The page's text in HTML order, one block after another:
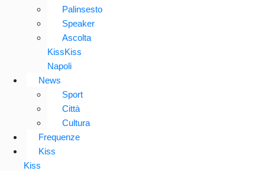
Palinsesto
Speaker
Ascolta
KissKiss
Napoli
News
Sport
Città
Cultura
Frequenze
Kiss
Kiss